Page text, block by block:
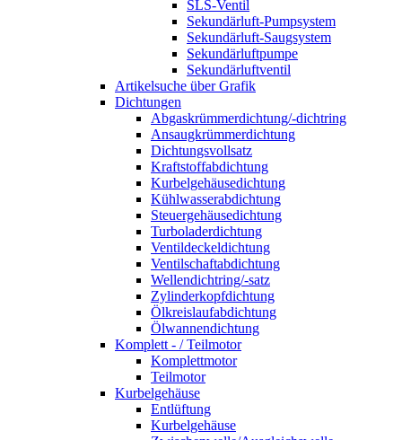
SLS-Ventil
Sekundärluft-Pumpsystem
Sekundärluft-Saugsystem
Sekundärluftpumpe
Sekundärluftventil
Artikelsuche über Grafik
Dichtungen
Abgaskrümmerdichtung/-dichtring
Ansaugkrümmerdichtung
Dichtungsvollsatz
Kraftstoffabdichtung
Kurbelgehäusedichtung
Kühlwasserabdichtung
Steuergehäusedichtung
Turboladerdichtung
Ventildeckeldichtung
Ventilschaftabdichtung
Wellendichtring/-satz
Zylinderkopfdichtung
Ölkreislaufabdichtung
Ölwannendichtung
Komplett - / Teilmotor
Komplettmotor
Teilmotor
Kurbelgehäuse
Entlüftung
Kurbelgehäuse